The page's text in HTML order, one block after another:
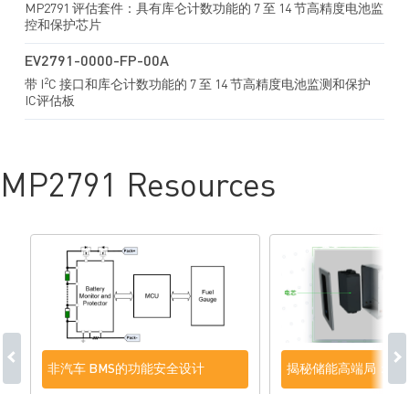
MP2791 评估套件：具有库仑计数功能的 7 至 14 节高精度电池监
控和保护芯片
EV2791-0000-FP-00A
带 I 2C 接口和库仑计数功能的 7 至 14 节高精度电池监测和保护
IC评估板
MP2791 Resources
非汽车 BMS的功能安全设计 揭秘储能高端局：低